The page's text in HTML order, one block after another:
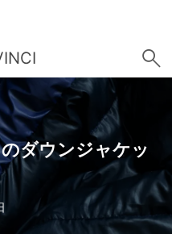
ダウンジャケッ